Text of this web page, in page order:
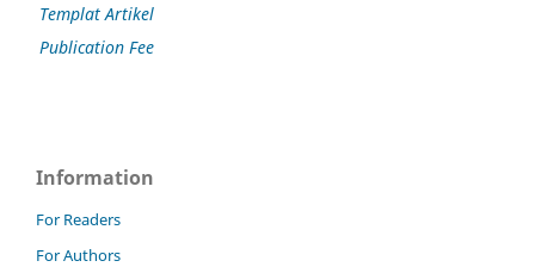
Templat Artikel
Publication Fee
Information
For Readers
For Authors